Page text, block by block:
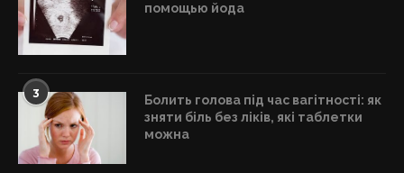
помощью йода
3
Болить голова під час вагітності: як
зняти біль без ліків, які таблетки
можна